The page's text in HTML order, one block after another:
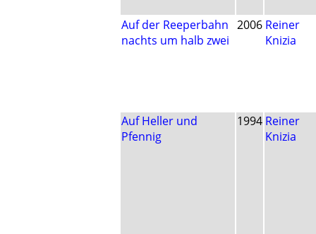
Auf der Reeperbahn
nachts um halb zwei
2006 Reiner
Knizia
Auf Heller und
Pfennig
1994 Reiner
Knizia